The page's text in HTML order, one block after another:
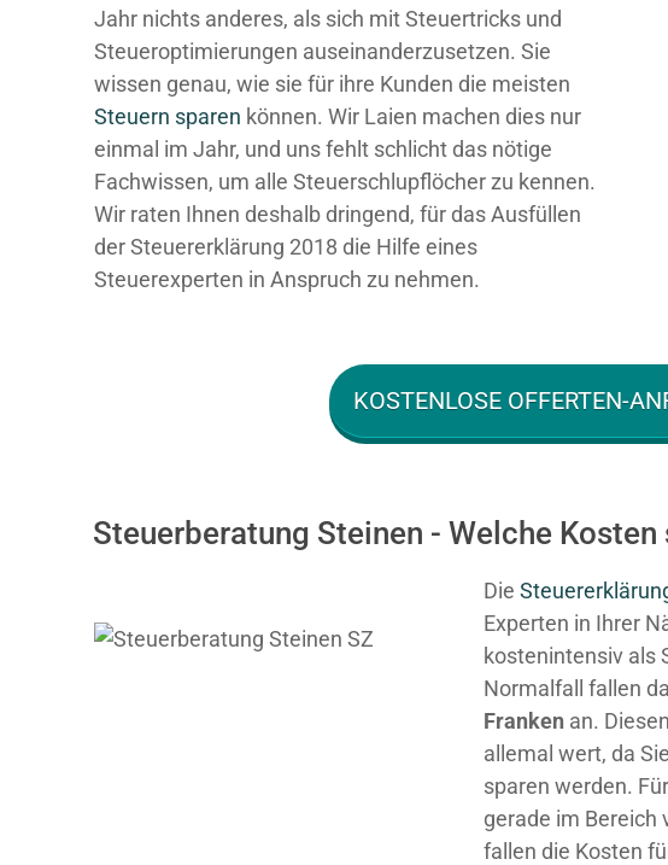
Jahr nichts anderes, als sich mit Steuertricks und
Steueroptimierungen auseinanderzusetzen. Sie
wissen genau, wie sie für ihre Kunden die meisten
Steuern sparen können. Wir Laien machen dies nur
einmal im Jahr, und uns fehlt schlicht das nötige
Fachwissen, um alle Steuerschlupflöcher zu kennen.
Wir raten Ihnen deshalb dringend, für das Ausfüllen
der Steuererklärung 2018 die Hilfe eines
Steuerexperten in Anspruch zu nehmen.
KOSTENLOSE OFFERTEN-
Steuerberatung Steinen - Welche
Die
Experten in Ihrer
kostenintensiv als
Normalfall fallen
Franken an.
allemal wert, da
sparen werden.
gerade im Bereich
fallen die Kosten